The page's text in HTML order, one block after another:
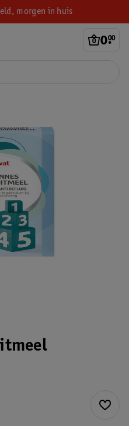
morgen in huis
0.
00